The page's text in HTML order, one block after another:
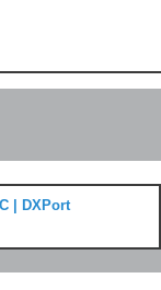
| DXPort